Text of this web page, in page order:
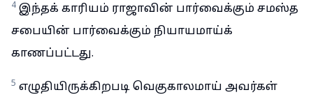
4 இந்தக் காரியம் ராஜாவின் பார்வைக்கும் சமஸ்த
சபையின் பார்வைக்கும் நியாயமாய்க்
காணப்பட்டது.
5 எழுதியிருக்கிறபடி வெகுகாலமாய் அவர்கள்